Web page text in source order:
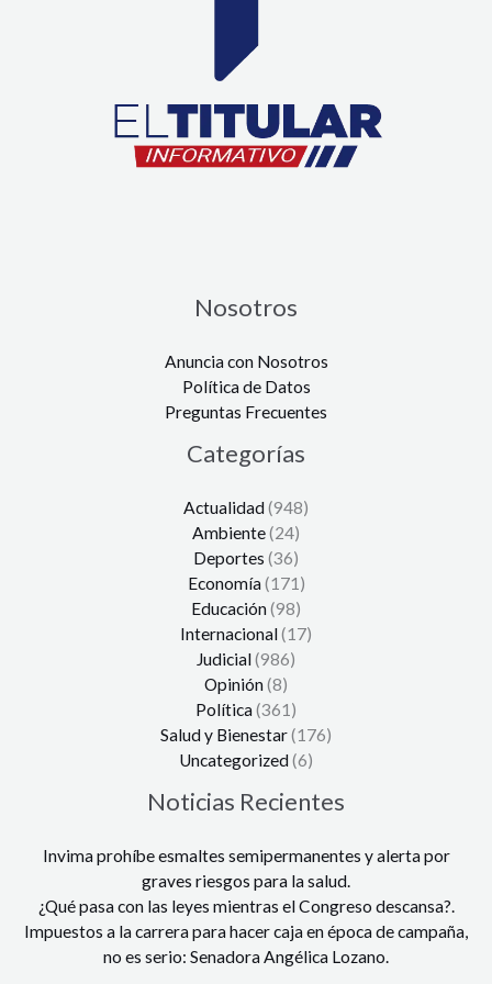
Nosotros
Anuncia con Nosotros
Política de Datos
Preguntas Frecuentes
Categorías
Actualidad(948)
Ambiente(24)
Deportes (36)
Economía(171)
Educación(98)
Internacional(17)
Judicial(986)
Opinión(8)
Política(361)
Salud y Bienestar(176)
Uncategorized(6)
Noticias Recientes
Invima prohíbe esmaltes semipermanentes y alerta por
graves riesgos para la salud.
¿Qué pasa con las leyes mientras el Congreso descansa?.
Impuestos a la carrera para hacer caja en época de campaña,
no es serio: Senadora Angélica Lozano.